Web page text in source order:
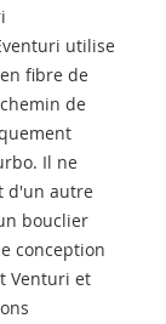
utilise
fibre de
de
Il ne
d'un autre
bouclier
conception
Venturi et